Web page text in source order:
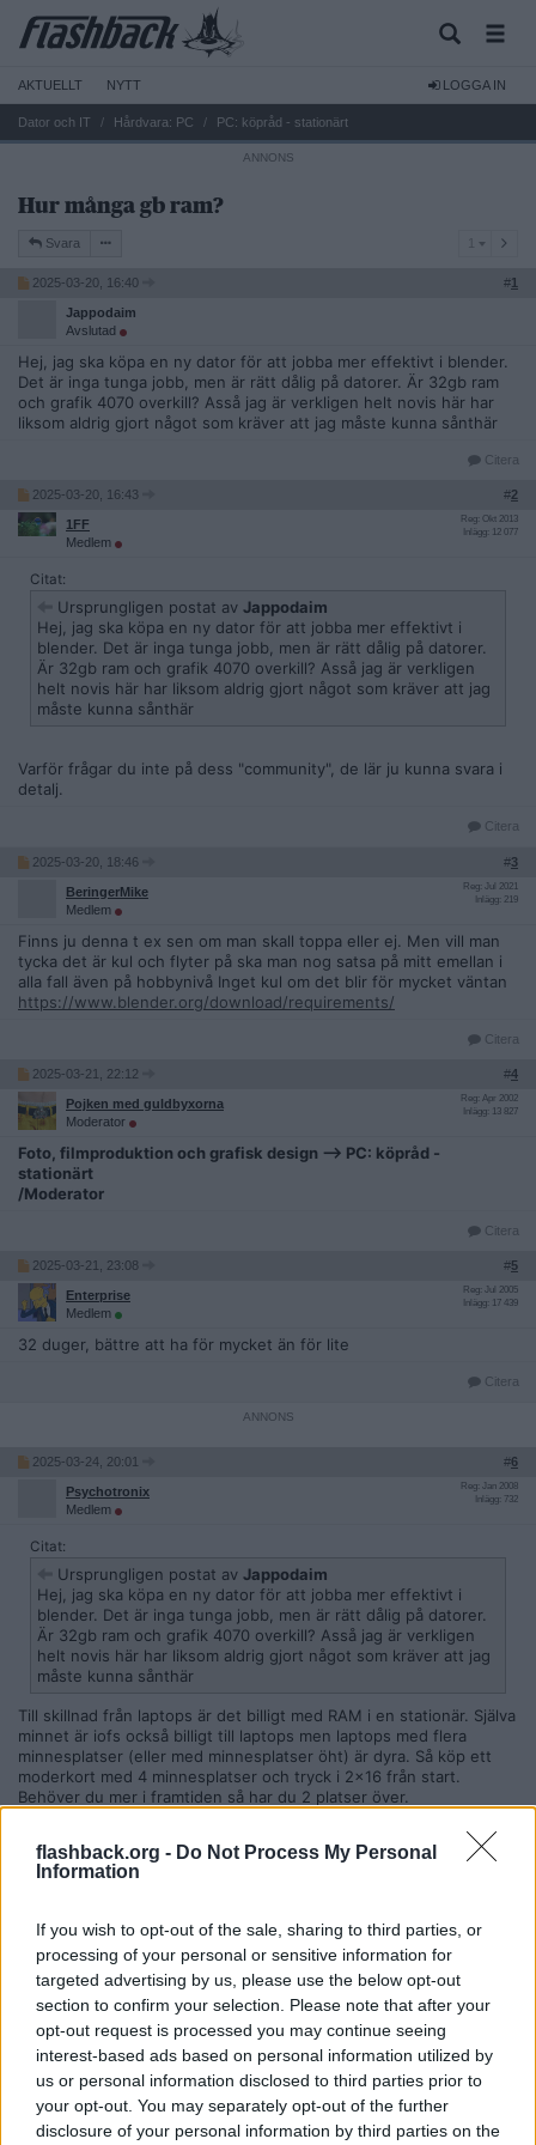
flashback.org - Do Not Process My Personal
Information
If you wish to opt-out of the sale, sharing to third parties, or
processing of your personal or sensitive information for
targeted advertising by us, please use the below opt-out
section to confirm your selection. Please note that after your
opt-out request is processed you may continue seeing
interest-based ads based on personal information utilized by
us or personal information disclosed to third parties prior to
your opt-out. You may separately opt-out of the further
disclosure of your personal information by third parties on the
AKTUELLT NYTT LOGGA IN
Dator och IT Hårdvara: PC PC: köpråd - stationärt
Hur många gb ram?
Svara
2025-03-20, 16:40 #1
Jappodaim
Avslutad
Hej, jag ska köpa en ny dator för att jobba mer effektivt i blender.
Det är inga tunga jobb, men är rätt dålig på datorer. Är 32gb ram
och grafik 4070 overkill? Asså jag är verkligen helt novis här har
liksom aldrig gjort något som kräver att jag måste kunna sånthär
Citera
2025-03-20, 16:43 #2
1FF
Medlem
Reg: Okt 2013
Inlägg: 12 077
Citat:
Ursprungligen postat av Jappodaim
Hej, jag ska köpa en ny dator för att jobba mer effektivt i
blender. Det är inga tunga jobb, men är rätt dålig på datorer.
Är 32gb ram och grafik 4070 overkill? Asså jag är verkligen
helt novis här har liksom aldrig gjort något som kräver att jag
måste kunna sånthär
Varför frågar du inte på dess "community", de lär ju kunna svara i
detalj.
Citera
2025-03-20, 18:46 #3
BeringerMike
Medlem
Reg: Jul 2021
Inlägg: 219
Finns ju denna t ex sen om man skall toppa eller ej. Men vill man
tycka det är kul och flyter på ska man nog satsa på mitt emellan i
alla fall även på hobbynivå Inget kul om det blir för mycket väntan
https://www.blender.org/download/requirements/
Citera
2025-03-21, 22:12 #4
Pojken med guldbyxorna
Moderator
Reg: Apr 2002
Inlägg: 13 827
Foto, filmproduktion och grafisk design --> PC: köpråd -
stationärt
/Moderator
Citera
2025-03-21, 23:08 #5
Enterprise
Medlem
Reg: Jul 2005
Inlägg: 17 439
32 duger, bättre att ha för mycket än för lite
Citera
2025-03-24, 20:01 #6
Psychotronix
Medlem
Reg: Jan 2008
Inlägg: 732
Citat:
Ursprungligen postat av Jappodaim
Hej, jag ska köpa en ny dator för att jobba mer effektivt i
blender. Det är inga tunga jobb, men är rätt dålig på datorer.
Är 32gb ram och grafik 4070 overkill? Asså jag är verkligen
helt novis här har liksom aldrig gjort något som kräver att jag
måste kunna sånthär
Till skillnad från laptops är det billigt med RAM i en stationär. Själva
minnet är iofs också billigt till laptops men laptops med flera
minnesplatser (eller med minnesplatser öht) är dyra. Så köp ett
moderkort med 4 minnesplatser och tryck i 2x16 från start.
Behöver du mer i framtiden så har du 2 platser över.
Citera
2025-03-25, 17:47
Tack för info låter bra
Arne.Anka
Inlägg: 39 890
32Gb är minimum för stationär dator, 2x16 ddr5 ligger på under
1000kr och 2x32GB kan du hitta för under 2000kr idag.